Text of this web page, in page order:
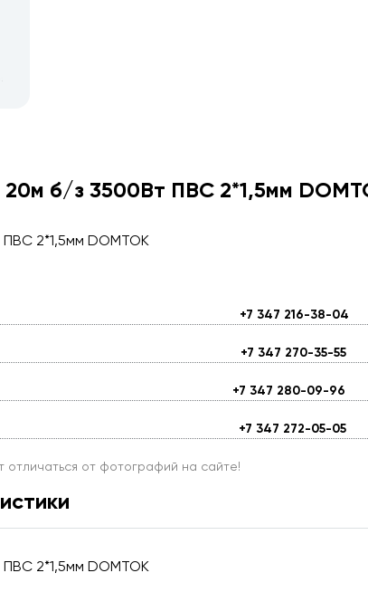
б/з 3500Вт ПВС 2*1,5мм
2*1,5мм DOMTOK
+7 347 216-38-04
+7 347 270-35-55
+7 347 280-09-96
+7 347 272-05-05
отличаться от фотографий на сайте!
2*1,5мм DOMTOK